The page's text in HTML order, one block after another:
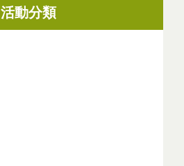
活動分類